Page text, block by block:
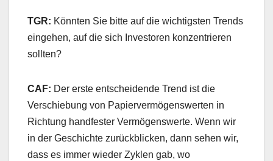
TGR: Könnten Sie bitte auf die wichtigsten Trends
eingehen, auf die sich Investoren konzentrieren
sollten?
CAF: Der erste entscheidende Trend ist die
Verschiebung von Papiervermögenswerten in
Richtung handfester Vermögenswerte. Wenn wir
in der Geschichte zurückblicken, dann sehen wir,
dass es immer wieder Zyklen gab, wo